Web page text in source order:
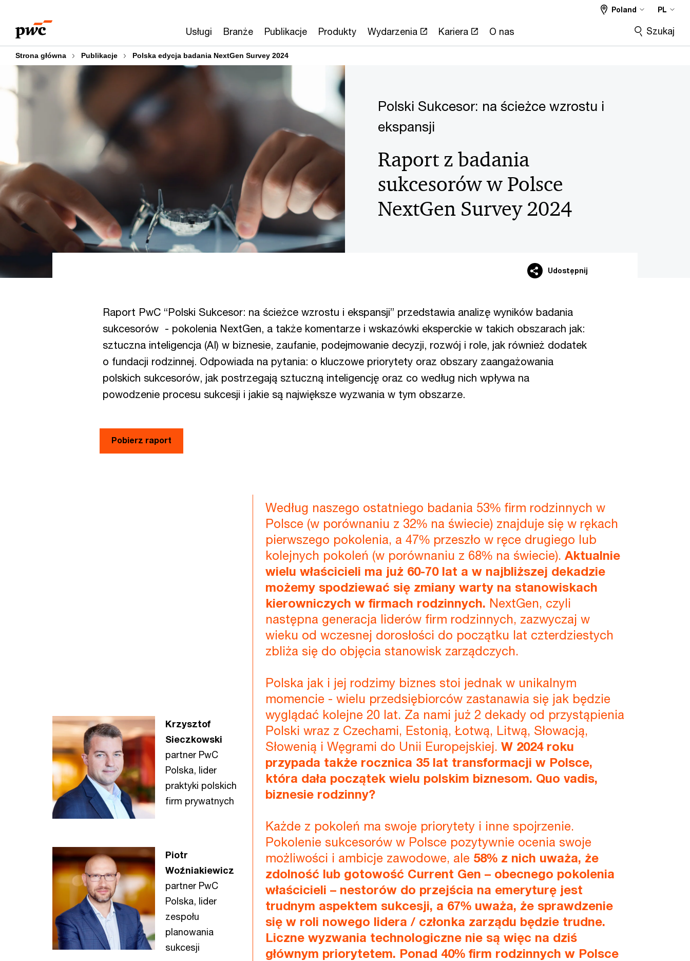
treści
stopki
Usługi Branże Publikacje Produkty Wydarzenia Kariera O nas
Poland PL
Szukaj
Strona główna Publikacje Polska edycja badania NextGen Survey 2024
Polski Sukcesor: na ścieżce wzrostu i
ekspansji
Raport z badania
sukcesorów w Polsce
NextGen Survey 2024
Udostępnij
Raport PwC “Polski Sukcesor: na ścieżce wzrostu i ekspansji” przedstawia analizę wyników badania
sukcesorów - pokolenia NextGen, a także komentarze i wskazówki eksperckie w takich obszarach jak:
sztuczna inteligencja (AI) w biznesie, zaufanie, podejmowanie decyzji, rozwój i role, jak również dodatek
o fundacji rodzinnej. Odpowiada na pytania: o kluczowe priorytety oraz obszary zaangażowania
polskich sukcesorów, jak postrzegają sztuczną inteligencję oraz co według nich wpływa na
powodzenie procesu sukcesji i jakie są największe wyzwania w tym obszarze.
Pobierz raport
Krzysztof
Sieczkowski
partner PwC
Polska, lider
praktyki polskich
firm prywatnych
Piotr
Woźniakiewicz
partner PwC
Polska, lider
zespołu
planowania
sukcesji
Według naszego ostatniego badania 53% firm rodzinnych w
Polsce (w porównaniu z 32% na świecie) znajduje się w rękach
pierwszego pokolenia, a 47% przeszło w ręce drugiego lub
kolejnych pokoleń (w porównaniu z 68% na świecie). Aktualnie
wielu właścicieli ma już 60-70 lat a w najbliższej dekadzie
możemy spodziewać się zmiany warty na stanowiskach
kierowniczych w firmach rodzinnych. NextGen, czyli
następna generacja liderów firm rodzinnych, zazwyczaj w
wieku od wczesnej dorosłości do początku lat czterdziestych
zbliża się do objęcia stanowisk zarządczych.
Polska jak i jej rodzimy biznes stoi jednak w unikalnym
momencie - wielu przedsiębiorców zastanawia się jak będzie
wyglądać kolejne 20 lat. Za nami już 2 dekady od przystąpienia
Polski wraz z Czechami, Estonią, Łotwą, Litwą, Słowacją,
Słowenią i Węgrami do Unii Europejskiej. W 2024 roku
przypada także rocznica 35 lat transformacji w Polsce,
która dała początek wielu polskim biznesom. Quo vadis,
biznesie rodzinny?
Każde z pokoleń ma swoje priorytety i inne spojrzenie.
Pokolenie sukcesorów w Polsce pozytywnie ocenia swoje
możliwości i ambicje zawodowe, ale 58% z nich uważa, że
zdolność lub gotowość Current Gen – obecnego pokolenia
właścicieli – nestorów do przejścia na emeryturę jest
trudnym aspektem sukcesji, a 67% uważa, że sprawdzenie
się w roli nowego lidera / członka zarządu będzie trudne.
Liczne wyzwania technologiczne nie są więc na dziś
głównym priorytetem. Ponad 40% firm rodzinnych w Polsce